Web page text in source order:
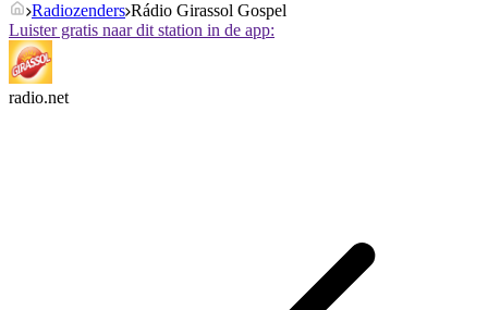
Radiozenders Rádio Girassol Gospel
Luister gratis naar dit station in de app:
radio.net